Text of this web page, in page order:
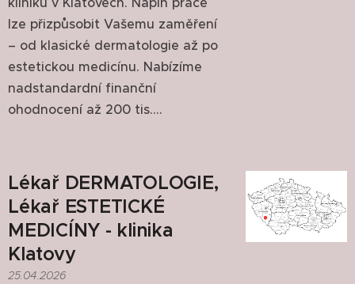
lze přizpůsobit Vašemu zaměření
– od klasické dermatologie až po
estetickou medicínu. Nabízíme
nadstandardní finanční
ohodnocení až 200 tis....
Lékař DERMATOLOGIE,
Lékař ESTETICKÉ
MEDICÍNY - klinika
Klatovy
25.04.2026